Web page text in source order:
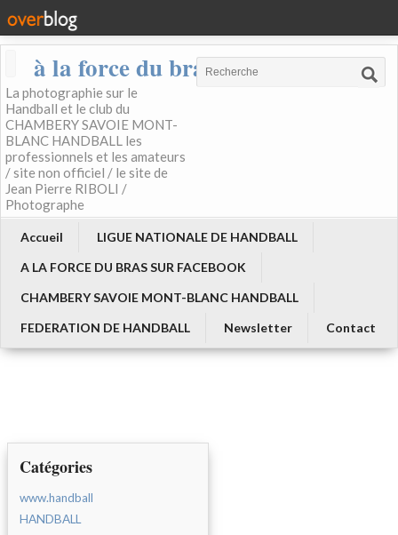
à la force du bras
La photographie sur le
Handball et le club du
CHAMBERY SAVOIE MONT-
BLANC HANDBALL les
professionnels et les amateurs
/ site non officiel / le site de
Jean Pierre RIBOLI /
Photographe
Accueil
LIGUE NATIONALE DE HANDBALL
A LA FORCE DU BRAS SUR FACEBOOK
CHAMBERY SAVOIE MONT-BLANC HANDBALL
FEDERATION DE HANDBALL
Newsletter Contact
Catégories
www.handball
HANDBALL